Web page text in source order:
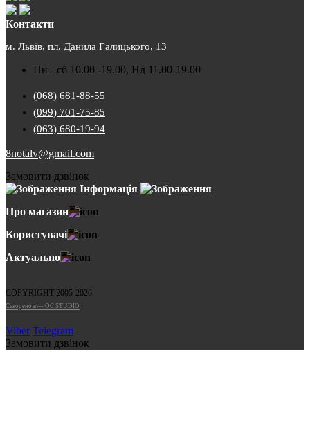
Контакти
м. Львів, пл. Данила Галицького, 13
Пн - сб 10.00 -19.00, Нд 11.00-19.00
(068) 681-88-55
(099) 701-75-85
(063) 680-19-94
8notalv@gmail.com
Замовити дзвінок
Інформація
Про магазин
Користувачі
Актуально
COPYRIGHT 2005-2026
Cтворено в — OC STUDIO
Viber Telegram
Замовити дзвінок